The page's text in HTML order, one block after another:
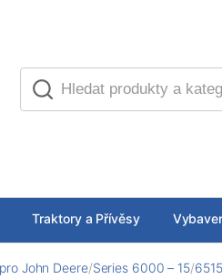
Traktory a Přívěsy
John Deere/Series 6000 – 15/6515